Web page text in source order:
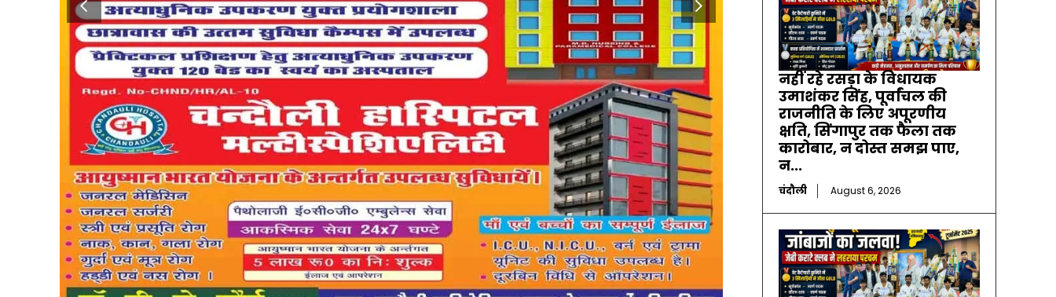
नहीं रहे रसड़ा के विधायक
उमाशंकर सिंह, पूर्वांचल की
राजनीति के लिए अपूरणीय
क्षति, सिंगापुर तक फैला तक
कारोबार, न दोस्त समझ पाए,
न...
चंदौली August 6, 2026